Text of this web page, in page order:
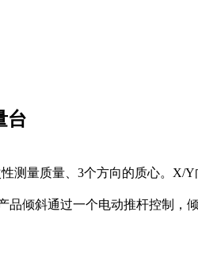
台
测量质量、3个方向的质心。X/Y
品倾斜通过一个电动推杆控制，倾